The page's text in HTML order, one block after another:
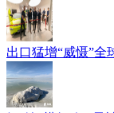
出口猛增“威慑”全